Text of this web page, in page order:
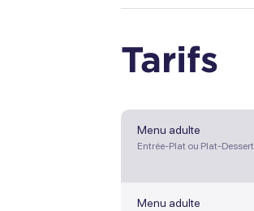
Tarifs
Menu adulte
Entrée-Plat ou Plat-Dessert
Menu adulte